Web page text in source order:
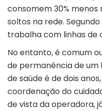
consomem 30% menos
soltos na rede.
trabalha com linhas de
No entanto, é comum
de permanência de
de saúde é de dois
coordenação do
de vista da operadora,